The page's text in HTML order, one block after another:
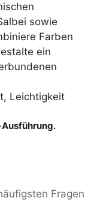
sowie
Farben
ein
Leichtigkeit
Fragen